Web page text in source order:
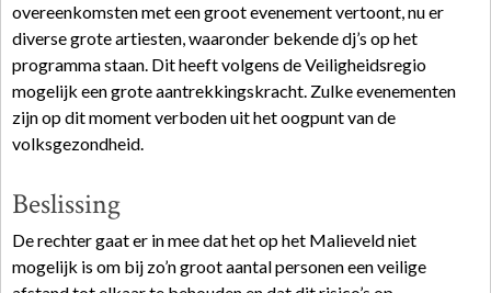
overeenkomsten met een groot evenement vertoont, nu er
diverse grote artiesten, waaronder bekende dj’s op het
programma staan. Dit heeft volgens de Veiligheidsregio
mogelijk een grote aantrekkingskracht. Zulke evenementen
zijn op dit moment verboden uit het oogpunt van de
volksgezondheid.
Beslissing
De rechter gaat er in mee dat het op het Malieveld niet
mogelijk is om bij zo’n groot aantal personen een veilige